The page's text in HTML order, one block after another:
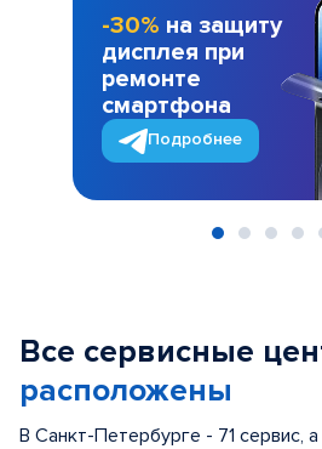
-30% на защиту
дисплея при
ремонте
смартфона
Подробнее
Все сервисные
расположены
В Санкт-Петербурге - 71 сервис,